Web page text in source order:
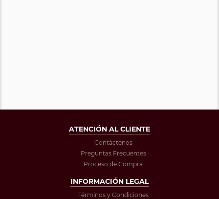
ATENCIÓN AL CLIENTE
Contáctenos
Preguntas Frecuentes
Proceso de Compra
INFORMACIÓN LEGAL
Términos y Condiciones